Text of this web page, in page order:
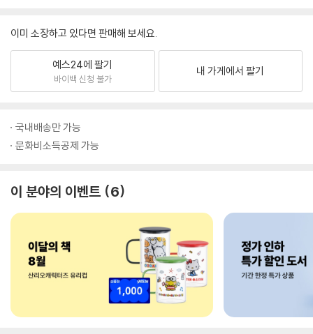
이미 소장하고 있다면 판매해 보세요.
예스24에 팔기
바이백 신청 불가
내 가게에서 팔기
국내배송만 가능
문화비소득공제 가능
이 분야의 이벤트 6